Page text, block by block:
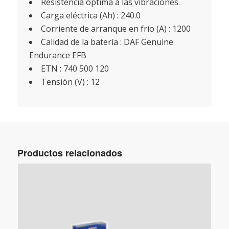
Carga eléctrica (Ah) : 240.0
Corriente de arranque en frío (A) : 1200
Calidad de la batería : DAF Genuine
Endurance EFB
ETN : 740 500 120
Tensión (V) : 12
Productos relacionados